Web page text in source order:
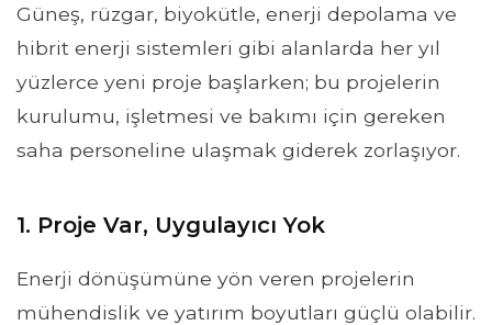
Güneş, rüzgar, biyokütle, enerji depolama ve
hibrit enerji sistemleri gibi alanlarda her yıl
yüzlerce yeni proje başlarken; bu projelerin
kurulumu, işletmesi ve bakımı için gereken
saha personeline ulaşmak giderek zorlaşıyor.
1. Proje Var, Uygulayıcı Yok
Enerji dönüşümüne yön veren projelerin
mühendislik ve yatırım boyutları güçlü olabilir.